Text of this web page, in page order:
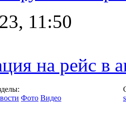
11:50
на рейс в
Фото Видео